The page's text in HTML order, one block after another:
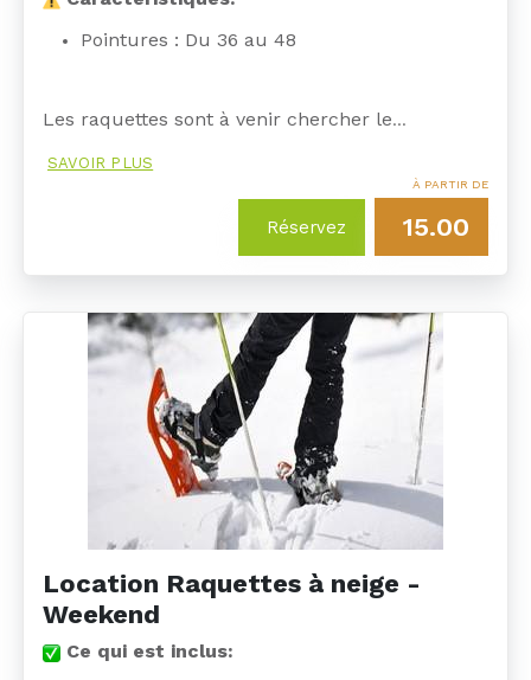
Pointures : Du 36 au 48
Les raquettes sont à venir chercher le…
SAVOIR PLUS
Réservez
À PARTIR DE
15.00
Location Raquettes à neige -
Weekend
Ce qui est inclus: